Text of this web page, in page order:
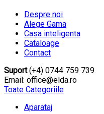
Despre noi
Alege Gama
Casa inteligenta
Cataloage
Contact
Suport(+4) 0744 759 739
Email: office@elda.ro
Toate Categoriile
Aparataj